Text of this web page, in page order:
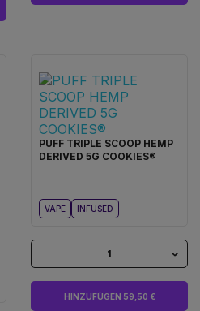
PUFF TRIPLE SCOOP HEMP
DERIVED 5G COOKIES®
VAPE INFUSED
1
HINZUFÜGEN 59,50 €